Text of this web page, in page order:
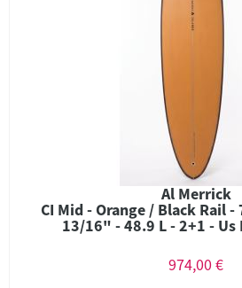
Al Merrick
CI Mid - Orange / Black Rail
13/16" - 48.9 L - 2+1 - Us
974,00 €